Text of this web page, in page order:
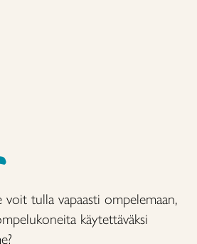
tulla vapaasti ompelemaan,
käytettäväksi